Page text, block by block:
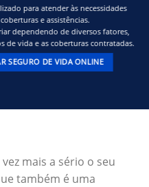
para atender às necessidades
e assistências.
dependendo de diversos fatores,
de vida e as coberturas contratadas.
SEGURO DE VIDA ONLINE
mais a sério o seu
também é uma